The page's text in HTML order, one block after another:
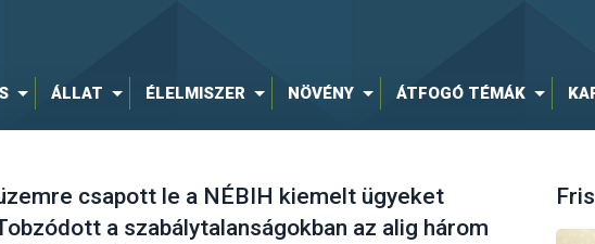
ÁLLAT ÉLELMISZER NÖVÉNY ÁTFOGÓ TÉMÁK
csapott le a NÉBIH kiemelt ügyeket
a szabálytalanságokban az alig három